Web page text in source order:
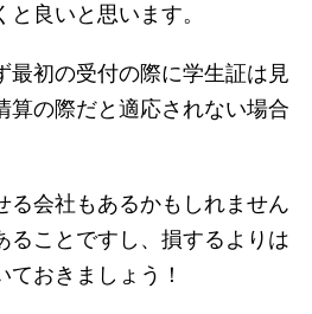
良いと思います。
最初の受付の際に学生証は見
算の際だと適応されない場合
る会社もあるかもしれません
ることですし、損するよりは
おきましょう！